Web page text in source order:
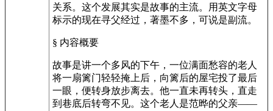
关系。这个发展其实是故事的主流。用英文字母
标示的现在寻父经过，著墨不多，可说是副流。
§ 内容概要
故事是讲一个多风的下午，一位满面愁容的老人
将一扇篱门轻轻掩上后，向篱后的屋宅投了最后
一眼，便转身放步离去。他一直未再转头，直走
到巷底后转弯不见。这个老人是范晔的父亲——